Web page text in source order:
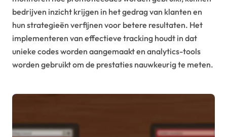
bedrijven inzicht krijgen in het gedrag van klanten en
hun strategieën verfijnen voor betere resultaten. Het
implementeren van effectieve tracking houdt in dat
unieke codes worden aangemaakt en analytics-tools
worden gebruikt om de prestaties nauwkeurig te meten.